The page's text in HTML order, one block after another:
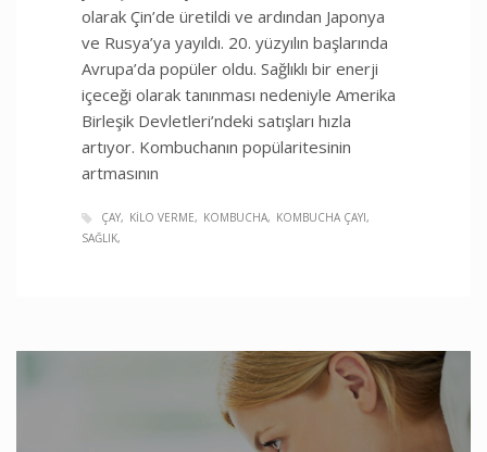
olarak Çin’de üretildi ve ardından Japonya
ve Rusya’ya yayıldı. 20. yüzyılın başlarında
Avrupa’da popüler oldu. Sağlıklı bir enerji
içeceği olarak tanınması nedeniyle Amerika
Birleşik Devletleri’ndeki satışları hızla
artıyor. Kombuchanın popülaritesinin
artmasının
ÇAY KILO VERME KOMBUCHA
KOMBUCHA ÇAYI
SAĞLIK